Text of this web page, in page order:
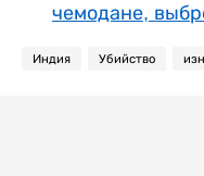
чемодане,
Индия Убийство